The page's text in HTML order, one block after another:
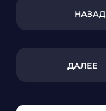
НАЗАД
ДАЛЕЕ